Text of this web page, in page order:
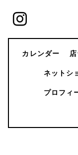
カレンダー
ネットシ
プロフィ